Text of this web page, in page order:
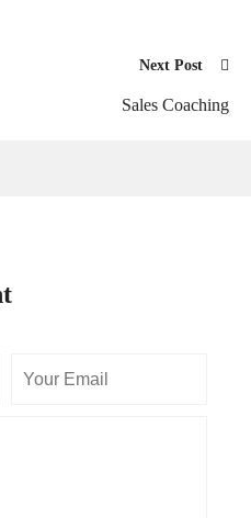
Next Post
Sales Coaching